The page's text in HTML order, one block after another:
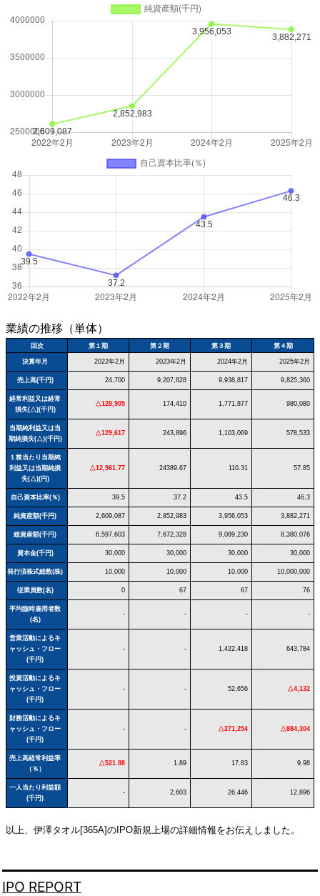
業績の推移（単体）
回次 第１期 第２期 第３期 第４期
決算年月 2022年2月 2023年2月 2024年2月 2025年2月
売上高(千円) 24,700 9,207,828 9,938,817 9,825,360
経常利益又は経常
損失(△)(千円)
△128,905 174,410 1,771,877 980,080
当期純利益又は当
期純損失(△)(千円)
△129,617 243,896 1,103,069 578,533
１株当たり当期純
利益又は当期純損
失(△)(円)
△12,961.77 24389.67 110.31 57.85
自己資本比率(％) 39.5 37.2 43.5 46.3
純資産額(千円) 2,609,087 2,852,983 3,956,053 3,882,271
総資産額(千円) 6,597,603 7,672,328 9,089,230 8,380,076
資本金(千円) 30,000 30,000 30,000 30,000
発行済株式総数(株) 10,000 10,000 10,000 10,000,000
従業員数(名) 0 67 67 76
平均臨時雇用者数
(名)
- - - -
営業活動によるキ
ャッシュ・フロー
(千円)
- - 1,422,418 643,784
投資活動によるキ
ャッシュ・フロー
(千円)
- - 52,656 △4,132
財務活動によるキ
ャッシュ・フロー
(千円)
- - △271,254 △884,304
売上高経常利益率
（％）
△521.88 1.89 17.83 9.98
一人当たり利益額
(千円)
- 2,603 26,446 12,896
以上、伊澤タオル[365A]のIPO新規上場の詳細情報をお伝えしました。
IPO REPORT